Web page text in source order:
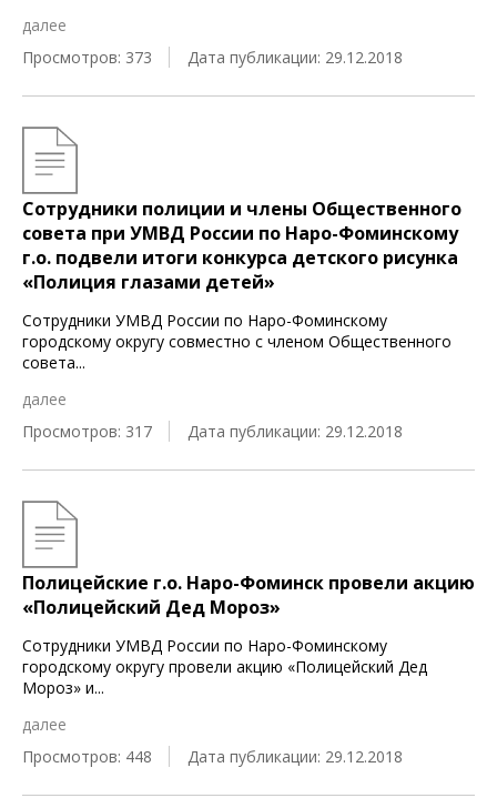
далее
Просмотров: 373
Дата публикации: 29.12.2018
Сотрудники полиции и члены Общественного
совета при УМВД России по Наро-Фоминскому
г.о. подвели итоги конкурса детского рисунка
«Полиция глазами детей»
Сотрудники УМВД России по Наро-Фоминскому
городскому округу совместно с членом Общественного
совета...
далее
Просмотров: 317
Дата публикации: 29.12.2018
Полицейские г.о. Наро-Фоминск провели акцию
«Полицейский Дед Мороз»
Сотрудники УМВД России по Наро-Фоминскому
городскому округу провели акцию «Полицейский Дед
Мороз» и...
далее
Просмотров: 448
Дата публикации: 29.12.2018